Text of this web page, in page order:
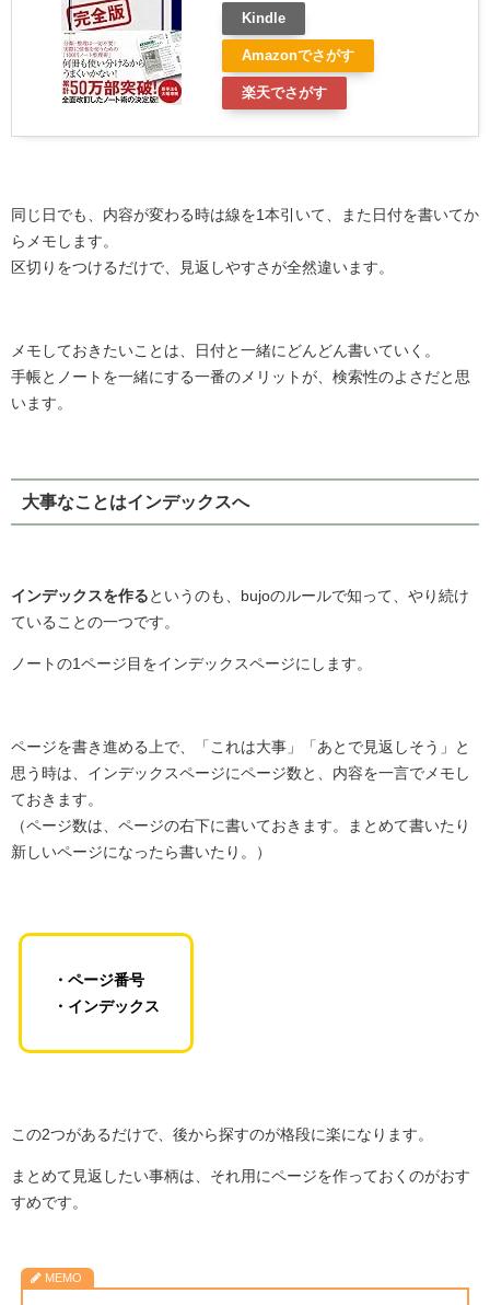
Kindle
Amazonでさがす
楽天でさがす
同じ日でも、内容が変わる時は線を1本引いて、また日付を書いてか
らメモします。
区切りをつけるだけで、見返しやすさが全然違います。
メモしておきたいことは、日付と一緒にどんどん書いていく。
手帳とノートを一緒にする一番のメリットが、検索性のよさだと思
います。
大事なことはインデックスへ
インデックスを作るというのも、bujoのルールで知って、やり続け
ていることの一つです。
ノートの1ページ目をインデックスページにします。
ページを書き進める上で、「これは大事」「あとで見返しそう」と
思う時は、インデックスページにページ数と、内容を一言でメモし
ておきます。
（ページ数は、ページの右下に書いておきます。まとめて書いたり
新しいページになったら書いたり。）
・ページ番号
・インデックス
この2つがあるだけで、後から探すのが格段に楽になります。
まとめて見返したい事柄は、それ用にページを作っておくのがおす
すめです。